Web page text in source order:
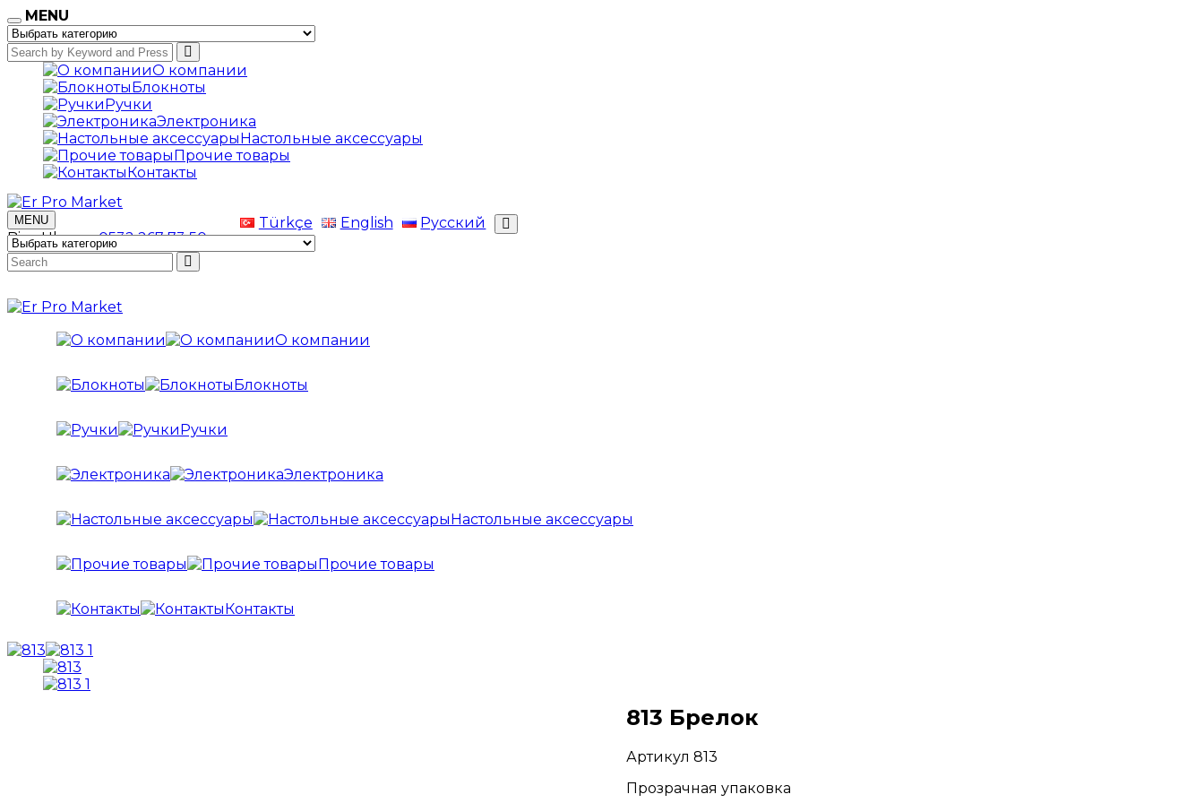
MENU
О компании
Блокноты
Ручки
Электроника
Настольные аксессуары
Прочие товары
Контакты
MENU
Bize Ulaşın+0532 267 73 50
Türkçe English Русский
О компании
Блокноты
Ручки
Электроника
Настольные аксессуары
Прочие товары
Контакты
813 Брелок
Артикул 813
Прозрачная упаковка